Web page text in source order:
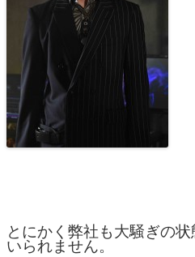
とにかく弊社も大騒ぎの
いられません。